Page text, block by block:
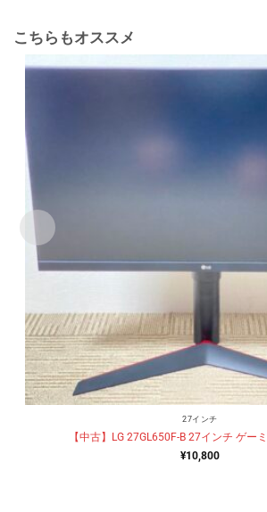
こちらもオススメ
27インチ
【中古】LG 27GL650F-B 27インチ ゲー
¥10,800